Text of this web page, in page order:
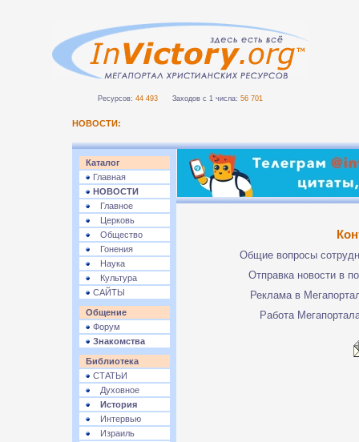
Ресурсов: 44 493 Заходов с 1 числа: 56 701
НОВОСТИ:
Каталог
Главная
НОВОСТИ
Главное
Церковь
Общество
Гонения
Наука
Культура
САЙТЫ
Общение
Форум
Знакомства
Библиотека
СТАТЬИ
Духовное
История
Интервью
Израиль
Общие вопросы
Отправка новости в
Реклама в
Работа